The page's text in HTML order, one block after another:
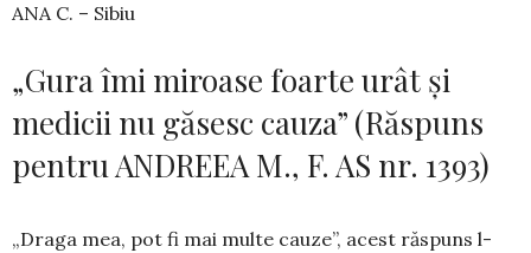
ANA C. – Sibiu
„Gura îmi miroase foarte urât și
medicii nu găsesc cauza” (Răspuns
pentru ANDREEA M., F. AS nr. 1393)
„Draga mea, pot fi mai multe cauze”, acest răspuns l-